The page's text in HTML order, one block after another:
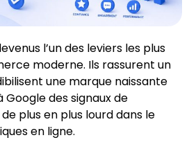
l’un des leviers les plus
moderne. Ils rassurent un
une marque naissante
des signaux de
plus en plus lourd dans le
en ligne.